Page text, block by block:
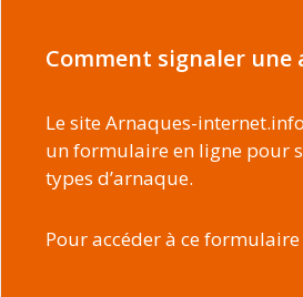
Comment signaler une
Le site Arnaques-
un formulaire en ligne pour
types d’arnaque.
Pour accéder à ce formulaire